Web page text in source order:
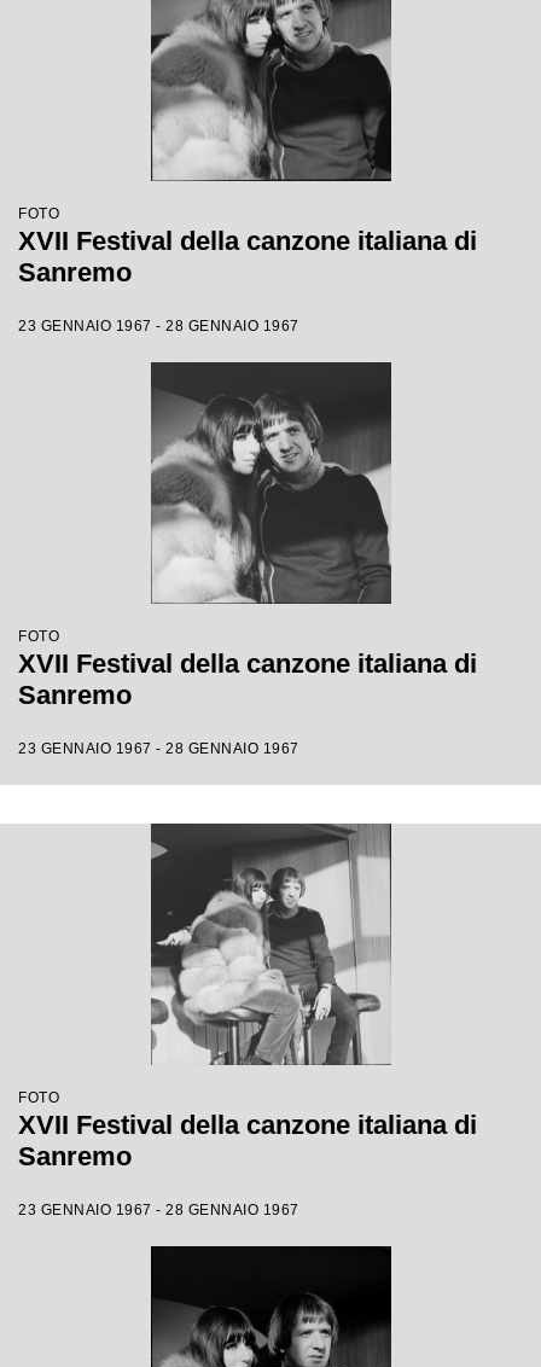
FOTO
XVII Festival della canzone italiana di
Sanremo
23 GENNAIO 1967 - 28 GENNAIO 1967
FOTO
XVII Festival della canzone italiana di
Sanremo
23 GENNAIO 1967 - 28 GENNAIO 1967
FOTO
XVII Festival della canzone italiana di
Sanremo
23 GENNAIO 1967 - 28 GENNAIO 1967